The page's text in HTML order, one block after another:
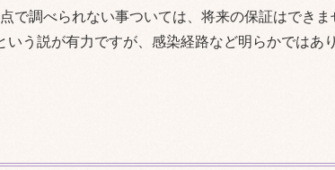
調べられない事ついては、将来の保証はできま
う説が有力ですが、感染経路など明らかではあ